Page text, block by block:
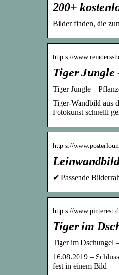
200+
Bilder finden, die
http s://
Tiger Jungle
Tiger Jungle –
Tiger-Wandbild aus
Fotokunst schnelll
http s://
✔ Passende
http s://
Tiger im
Tiger im Dschungel
16.08.2019 –
fest in einem Bild